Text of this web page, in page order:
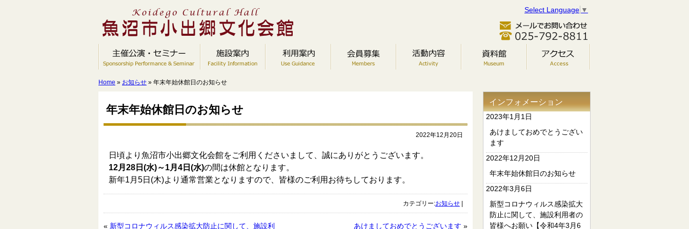
Select Language ▼
Home » お知らせ » 年末年始休館日のお知らせ
年末年始休館日のお知らせ
2022年12月20日
日頃より魚沼市小出郷文化会館をご利用くださいまして、誠にありがとうございます。
12月28日(水)～1月4日(水)の間は休館となります。
新年1月5日(木)より通常営業となりますので、皆様のご利用お待ちしております。
カテゴリー:お知らせ
« 新型コロナウィルス感染拡大防止に関して、施設利 あけましておめでとうございます »
インフォメーション
2023年1月1日
あけましておめでとうござい
ます
2022年12月20日
年末年始休館日のお知らせ
2022年3月6日
新型コロナウィルス感染拡大
防止に関して、施設利用者の
皆様へお願い【令和4年3月6